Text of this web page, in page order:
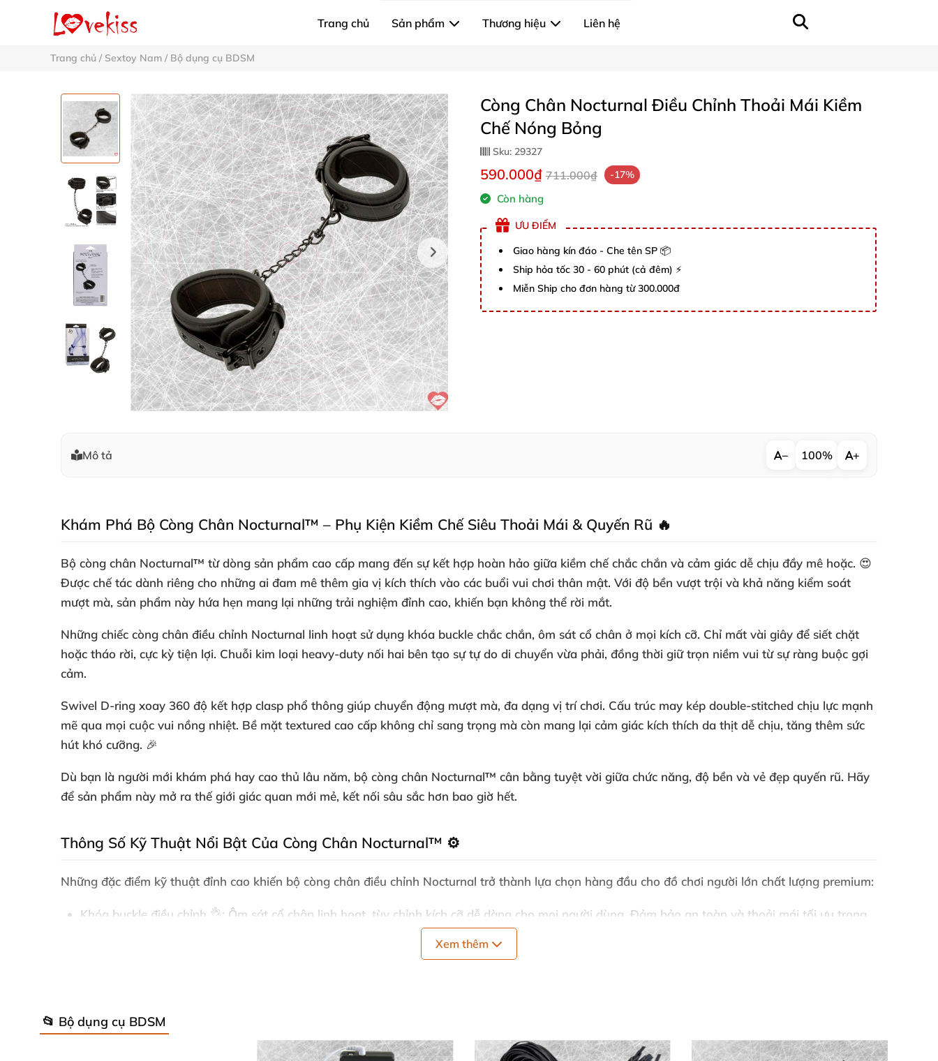
Trang chủ Sản phẩm Thương hiệu Liên hệ
Trang chủ / Sextoy Nam / Bộ dụng cụ BDSM
Còng Chân Nocturnal Điều Chỉnh Thoải Mái Kiềm
Chế Nóng Bỏng
Sku: 29327
590.000₫ 711.000₫ -17%
Còn hàng
ƯU ĐIỂM
Giao hàng kín đáo - Che tên SP 📦
Ship hỏa tốc 30 - 60 phút (cả đêm) ⚡
Miễn Ship cho đơn hàng từ 300.000đ
Mô tả − 100% +
Khám Phá Bộ Còng Chân Nocturnal™ – Phụ Kiện Kiềm Chế Siêu Thoải Mái & Quyến Rũ 🔥
Bộ còng chân Nocturnal™ từ dòng sản phẩm cao cấp mang đến sự kết hợp hoàn hảo giữa kiềm chế chắc chắn và cảm giác dễ chịu đầy mê hoặc. 😍
Được chế tác dành riêng cho những ai đam mê thêm gia vị kích thích vào các buổi vui chơi thân mật. Với độ bền vượt trội và khả năng kiểm soát
mượt mà, sản phẩm này hứa hẹn mang lại những trải nghiệm đỉnh cao, khiến bạn không thể rời mắt.
Những chiếc còng chân điều chỉnh Nocturnal linh hoạt sử dụng khóa buckle chắc chắn, ôm sát cổ chân ở mọi kích cỡ. Chỉ mất vài giây để siết chặt
hoặc tháo rời, cực kỳ tiện lợi. Chuỗi kim loại heavy-duty nối hai bên tạo sự tự do di chuyển vừa phải, đồng thời giữ trọn niềm vui từ sự ràng buộc gợi
cảm.
Swivel D-ring xoay 360 độ kết hợp clasp phổ thông giúp chuyển động mượt mà, đa dạng vị trí chơi. Cấu trúc may kép double-stitched chịu lực mạnh
mẽ qua mọi cuộc vui nồng nhiệt. Bề mặt textured cao cấp không chỉ sang trọng mà còn mang lại cảm giác kích thích da thịt dễ chịu, tăng thêm sức
hút khó cưỡng. 🎉
Dù bạn là người mới khám phá hay cao thủ lâu năm, bộ còng chân Nocturnal™ cân bằng tuyệt vời giữa chức năng, độ bền và vẻ đẹp quyến rũ. Hãy
để sản phẩm này mở ra thế giới giác quan mới mẻ, kết nối sâu sắc hơn bao giờ hết.
Thông Số Kỹ Thuật Nổi Bật Của Còng Chân Nocturnal™ ⚙️
Những đặc điểm kỹ thuật đỉnh cao khiến bộ còng chân điều chỉnh Nocturnal trở thành lựa chọn hàng đầu cho đồ chơi người lớn chất lượng premium:
Khóa buckle điều chỉnh 👌: Ôm sát cổ chân linh hoạt, tùy chỉnh kích cỡ dễ dàng cho mọi người dùng. Đảm bảo an toàn và thoải mái tối ưu trong
Cấu trúc may kép double-stitched
Xem thêm
📂 Bộ dụng cụ BDSM